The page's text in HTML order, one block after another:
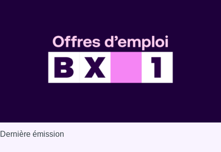
Dernière émission